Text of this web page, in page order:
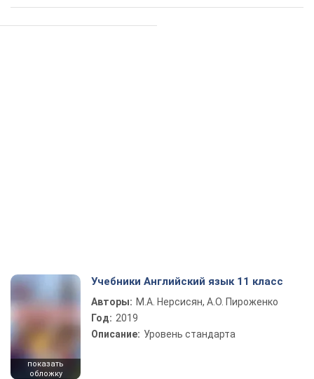
показать
обложку
Учебники Английский язык 11 класс
Авторы: М.А. Нерсисян, А.О. Пироженко
Год: 2019
Описание: Уровень стандарта